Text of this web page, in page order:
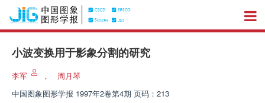
小波变换用于影象分割的研究
李军 ，
周月琴
中国图象图形学报 1997年2卷第4期 页码：213